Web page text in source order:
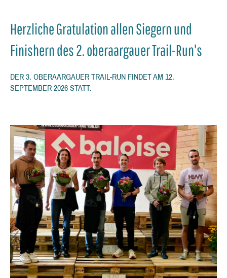
Herzliche Gratulation allen Siegern und
Finishern des 2. oberaargauer Trail-Run's
DER 3. OBERAARGAUER TRAIL-RUN FINDET AM 12.
SEPTEMBER 2026 STATT.